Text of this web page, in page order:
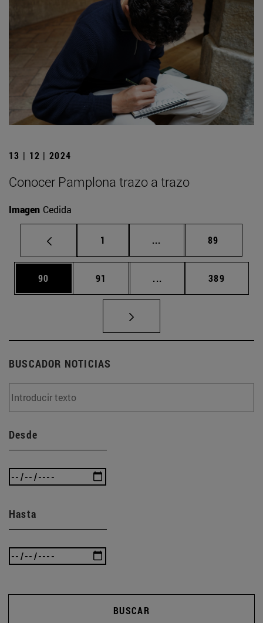
13 | 12 | 2024
Conocer Pamplona trazo a trazo
Imagen Cedida
Página
1 ... Páginas intermedias
Página
89
Página
90 Página
91 ... Páginas intermedias
Página
389
BUSCADOR NOTICIAS
Desde
Hasta
BUSCAR